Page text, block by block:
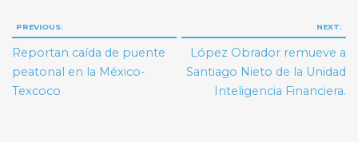
Navegación
de
entradas
PREVIOUS:
Reportan caída de puente
peatonal en la México-
Texcoco
NEXT:
López Obrador remueve a
Santiago Nieto de la Unidad
Inteligencia Financiera.